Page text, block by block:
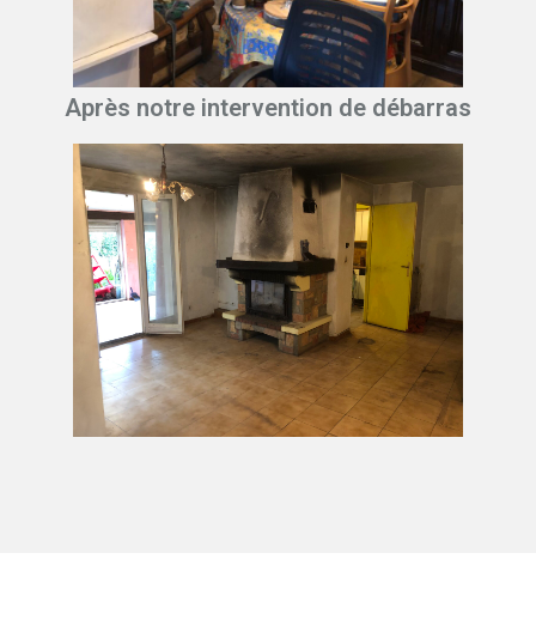
Après notre intervention de débarras